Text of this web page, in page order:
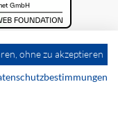
ohne zu akzeptieren